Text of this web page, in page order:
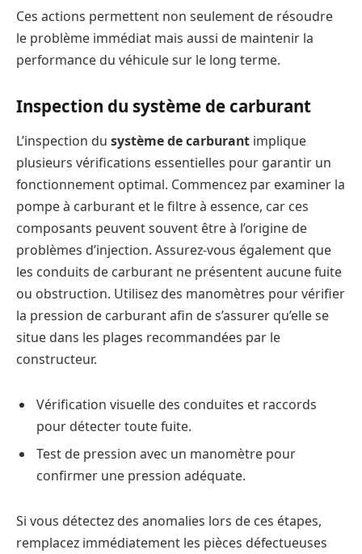
Ces actions permettent non seulement de résoudre
le problème immédiat mais aussi de maintenir la
performance du véhicule sur le long terme.
Inspection du système de carburant
L’inspection du système de carburant implique
plusieurs vérifications essentielles pour garantir un
fonctionnement optimal. Commencez par examiner la
pompe à carburant et le filtre à essence, car ces
composants peuvent souvent être à l’origine de
problèmes d’injection. Assurez-vous également que
les conduits de carburant ne présentent aucune fuite
ou obstruction. Utilisez des manomètres pour vérifier
la pression de carburant afin de s’assurer qu’elle se
situe dans les plages recommandées par le
constructeur.
Vérification visuelle des conduites et raccords
pour détecter toute fuite.
Test de pression avec un manomètre pour
confirmer une pression adéquate.
Si vous détectez des anomalies lors de ces étapes,
remplacez immédiatement les pièces défectueuses